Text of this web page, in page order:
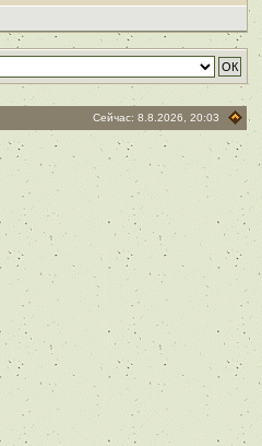
Сейчас: 8.8.2026, 20:03